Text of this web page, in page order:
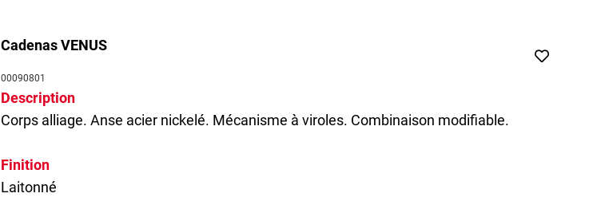
Cadenas VENUS
00090801
Description
Corps alliage. Anse acier nickelé. Mécanisme à viroles. Combinaison modifiable.
Finition
Laitonné